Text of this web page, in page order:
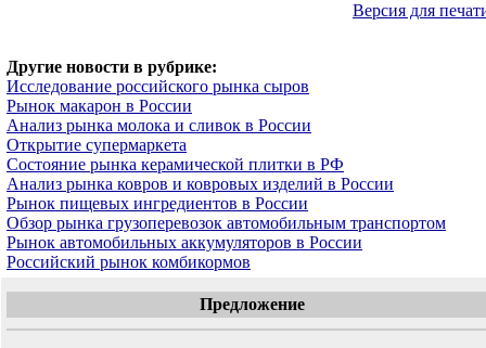
Версия для
Другие новости в рубрике:
Исследование российского рынка сыров
Рынок макарон в России
Анализ рынка молока и сливок в России
Открытие супермаркета
Состояние рынка керамической плитки в РФ
Анализ рынка ковров и ковровых изделий в России
Рынок пищевых ингредиентов в России
Обзор рынка грузоперевозок автомобильным транспортом
Рынок автомобильных аккумуляторов в России
Российский рынок комбикормов
Предложение